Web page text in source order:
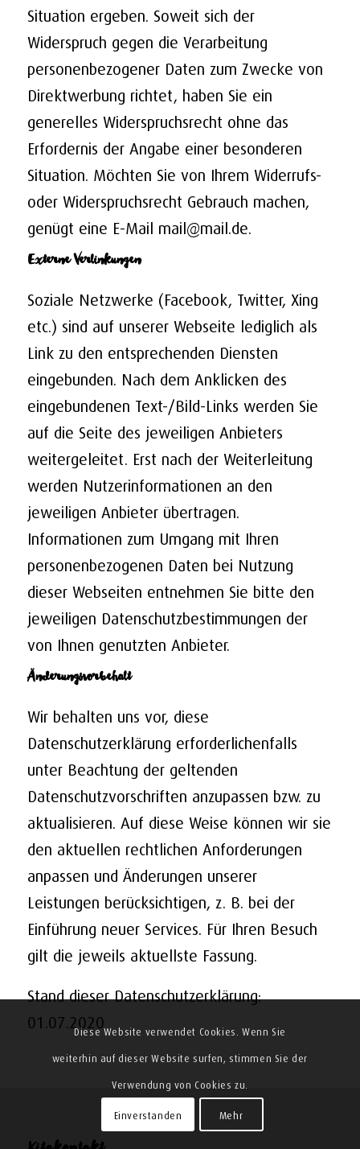
Situation ergeben. Soweit sich der
Widerspruch gegen die Verarbeitung
personenbezogener Daten zum Zwecke von
Direktwerbung richtet, haben Sie ein
generelles Widerspruchsrecht ohne das
Erfordernis der Angabe einer besonderen
Situation. Möchten Sie von Ihrem Widerrufs-
oder Widerspruchsrecht Gebrauch machen,
genügt eine E-Mail mail@mail.de
Externe Verlinkungen
Soziale Netzwerke (Facebook, Twitter, Xing
etc.) sind auf unserer Webseite lediglich als
Link zu den entsprechenden Diensten
eingebunden. Nach dem Anklicken des
eingebundenen Text-/Bild-Links werden Sie
auf die Seite des jeweiligen Anbieters
weitergeleitet. Erst nach der Weiterleitung
werden Nutzerinformationen an den
jeweiligen Anbieter übertragen.
Informationen zum Umgang mit Ihren
personenbezogenen Daten bei Nutzung
dieser Webseiten entnehmen Sie bitte den
jeweiligen Datenschutzbestimmungen der
von Ihnen genutzten Anbieter.
Änderungsvorbehalt
Wir behalten uns vor, diese
Datenschutzerklärung erforderlichenfalls
unter Beachtung der geltenden
Datenschutzvorschriften anzupassen bzw. zu
aktualisieren. Auf diese Weise können wir sie
den aktuellen rechtlichen Anforderungen
anpassen und Änderungen unserer
Leistungen berücksichtigen, z. B. bei der
Einführung neuer Services. Für Ihren Besuch
gilt die jeweils aktuellste Fassung.
Stand dieser Datenschutzerklärung:
01.07.2020Diese Website verwendet Cookies. Wenn Sie
weiterhin auf dieser Website surfen, stimmen Sie der
Verwendung von Cookies zu.
Einverstanden
Mehr